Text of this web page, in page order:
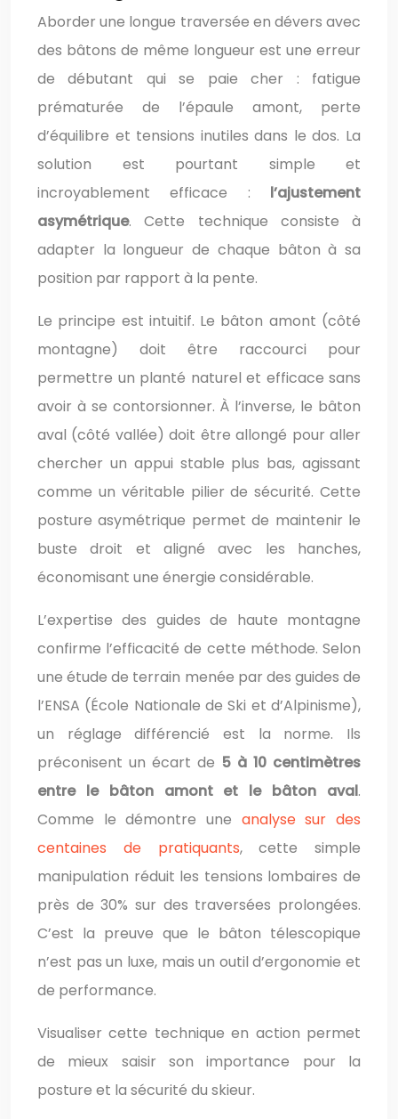
Aborder une longue traversée en dévers avec
des bâtons de même longueur est une erreur
de débutant qui se paie cher : fatigue
prématurée de l’épaule amont, perte
d’équilibre et tensions inutiles dans le dos. La
solution est pourtant simple et
incroyablement efficace : l’ajustement
asymétrique. Cette technique consiste à
adapter la longueur de chaque bâton à sa
position par rapport à la pente.
Le principe est intuitif. Le bâton amont (côté
montagne) doit être raccourci pour
permettre un planté naturel et efficace sans
avoir à se contorsionner. À l’inverse, le bâton
aval (côté vallée) doit être allongé pour aller
chercher un appui stable plus bas, agissant
comme un véritable pilier de sécurité. Cette
posture asymétrique permet de maintenir le
buste droit et aligné avec les hanches,
économisant une énergie considérable.
L’expertise des guides de haute montagne
confirme l’efficacité de cette méthode. Selon
une étude de terrain menée par des guides de
l’ENSA (École Nationale de Ski et d’Alpinisme),
un réglage différencié est la norme. Ils
préconisent un écart de 5 à 10 centimètres
entre le bâton amont et le bâton aval.
Comme le démontre une analyse sur des
centaines de pratiquants, cette simple
manipulation réduit les tensions lombaires de
près de 30% sur des traversées prolongées.
C’est la preuve que le bâton télescopique
n’est pas un luxe, mais un outil d’ergonomie et
de performance.
Visualiser cette technique en action permet
de mieux saisir son importance pour la
posture et la sécurité du skieur.